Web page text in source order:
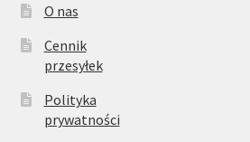
O nas
Cennik
przesyłek
Polityka
prywatności